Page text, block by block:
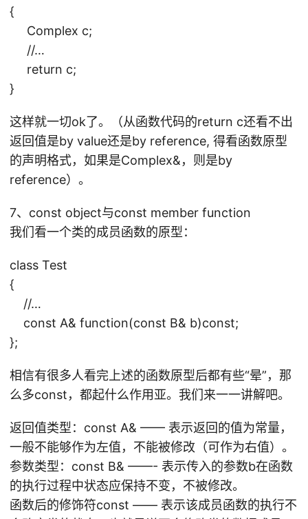
{
Complex c;
//…
return c;
}
这样就一切ok了。（从函数代码的return c还看不出
返回值是by value还是by reference, 得看函数原型
的声明格式，如果是Complex&，则是by
reference）。
7、const object与const member function
我们看一个类的成员函数的原型：
class Test
{
//…
const A& function(const B& b)const;
};
相信有很多人看完上述的函数原型后都有些“晕”，那
么多const，都起什么作用亚。我们来一一讲解吧。
返回值类型：const A& —— 表示返回的值为常量，
一般不能够作为左值，不能被修改（可作为右值）。
参数类型：const B& ——- 表示传入的参数b在函数
的执行过程中状态应保持不变，不被修改。
函数后的修饰符const —— 表示该成员函数的执行不